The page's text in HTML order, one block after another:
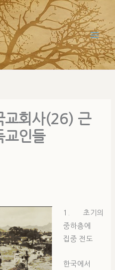
교회사(26) 근
교인들
1. 초기의
중하층에
집중 전도
한국에서